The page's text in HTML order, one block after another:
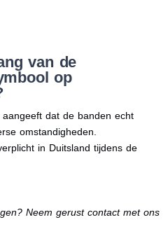
van de
op
dat de banden echt
omstandigheden.
in Duitsland tijdens de
Neem gerust contact met ons